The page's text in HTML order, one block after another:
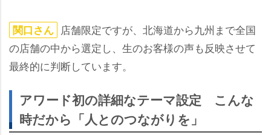
関口さん 店舗限定ですが、北海道から九州まで全国
の店舗の中から選定し、生のお客様の声も反映させて
最終的に判断しています。
アワード初の詳細なテーマ設定 こんな
時だから「人とのつながりを」